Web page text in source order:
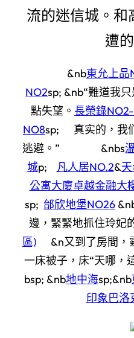
流的迷信城。和
遭
&nb東允上品
NO2sp; &nb“難道我
點失望。 長榮錄
NO8sp; 真实的，我
逃避。” &nbs
城p; 凡人居NO.2&
公寓大廈卓越金融大
sp; 邰欣地堡NO26
邊，緊緊地抓住玲妃
區)&n又到了房間，
一床被子，床“天哪，
bsp; &nb地中海sp;&nb
印象巴洛